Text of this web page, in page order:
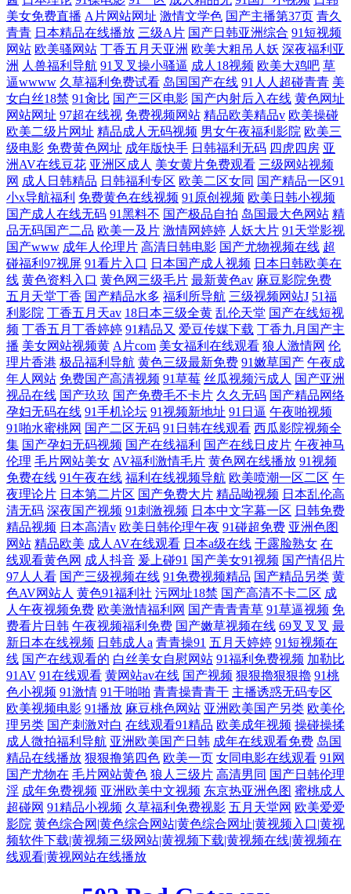
美女免费直播 A片网站网址 激情文学色 国产主播第37页 青久
青青 日本精品在线播放 三级A片 国产日韩亚洲综合 91短视频
网站 欧美骚网站 丁香五月天亚洲 欧美大粗吊人妖 深夜福利亚
洲 人兽福利导航 91叉叉操小骚逼 成人18视频 欧美大鸡吧 草
逼wwww 久草福利免费试看 岛国国产在线 91人人超碰青青 美
女白丝18禁 91肏比 国产三区电影 国产内射后入在线 黄色网址
网站网址 97超在线视 免费视频网站 精品欧美精品v 欧美操碰
欧美二级片网址 精品成人无码视频 男女午夜福利影院 欧美三
级电影 免费黄色网址 成年版快手 日韩福利无码 四虎四房 亚
洲AV在线豆花 亚洲区成人 美女黄片免费观看 三级网站视频
网 成人日韩精品 日韩福利专区 欧美二区女同 国产精品一区91
小x导航福利 免费黄色在线视频 91原创视频 欧美日韩小视频
国产成人在线无码 91黑料不 国产极品自拍 岛国最大色网站 精
品无码国产二品 欧美一及片 激情网婷婷 人妖大片 91天堂影视
国产www 成年人伦理片 高清日韩电影 国产尤物视频在线 超
碰福利97视屏 91看片入口 日本国产成人视频 日本日韩欧美在
线 黄色资料入口 黄色网三级毛片 最新黄色av 麻豆影院免费
五月天堂丁香 国产精品水多 福利所导航 三级视频网站J 51福
利影院 丁香五月天av 18日本三级全黄 乱伦天堂 国产在线短视
频 丁香五月丁香婷婷 91精品又 爱豆传媒下载 丁香九月国产主
播 美女网站视频黄 A片com 美女福利在线观看 狼人激情网 伦
理片香港 极品福利导航 黄色三级最新免费 91嫩草国产 午夜成
年人网站 免费国产高清视频 91草莓 丝瓜视频污成人 国产亚洲
视品在线 国产玖玖 国产免费毛不卡片 久久无码 国产精品网络
孕妇无码在线 91手机论坛 91视频新地址 91日逼 午夜啪视频
91啪水蜜桃网 国产二区无码 91日韩在线观看 西瓜影院视频全
集 国产孕妇无码视频 国产在线福利 国产在线日皮片 午夜神马
伦理 毛片网站美女 AV福利激情毛片 黄色网在线播放 91视频
免费在线 91午夜在线 福利在线视频导航 欧美喷潮一区二区 午
夜理论片 日本第二片区 国产免费大片 精品呦视频 日本乱伦高
清无码 深夜国产视频 91刺激视频 日本中文字幕一区 日韩免费
精品视频 日本高清v 欧美日韩伦理午夜 91碰超免费 亚洲色图
网站 精品欧美 成人AV在线观看 日本a级在线 干露脸熟女 在
线观看黄色网 成人抖音 爰上碰91 国产美女91视频 国产情侣片
97人人看 国产三级视频在线 91免费视频精品 国产精品另类 黄
色AV网站人 黄色91福利社 污网址18禁 国产高清不卡二区 成
人午夜视频免费 欧美激情福利网 国产青青青草 91草逼视频 免
费看片日韩 午夜视频福利免费 国产嫩草视频在线 69叉叉叉 最
新日本在线视频 日韩成人a 青青操91 五月天婷婷 91短视频在
线 国产在线观看的 白丝美女自慰网站 91福利免费视频 加勒比
91AV 91在线观看 黄网站av在线 国产视频 狠狠擼狠狠擼 91桃
色小视频 91激情 91干啪啪 青青操青青干 主播诱惑无码专区
欧美视频电影 91播放 麻豆桃色网站 亚洲欧美国产另类 欧美伦
理另类 国产刺激对白 在线观看91精品 欧美成年视频 操碰操揉
成人微拍福利导航 亚洲欧美国产日韩 成年在线观看免费 岛国
精品在线播放 狠狠撸第四色 欧美一页 女同电影在线观看 91网
国产尤物在 毛片网站黄色 狼人三级片 高清男同 国产日韩伦理
淫 成年免费视频 亚洲欧美中文视频 东京热亚洲色图 蜜桃成人
超碰网 91精品小视频 久草福利免费视影 五月天堂网 欧美爱爱
影院 黄色综合网|黄色综合网站|黄色综合网址|黄视频入口|黄视
频软件下载|黄视频三级网站|黄视频下载|黄视频在线|黄视频在
线观看|黄视网站在线播放